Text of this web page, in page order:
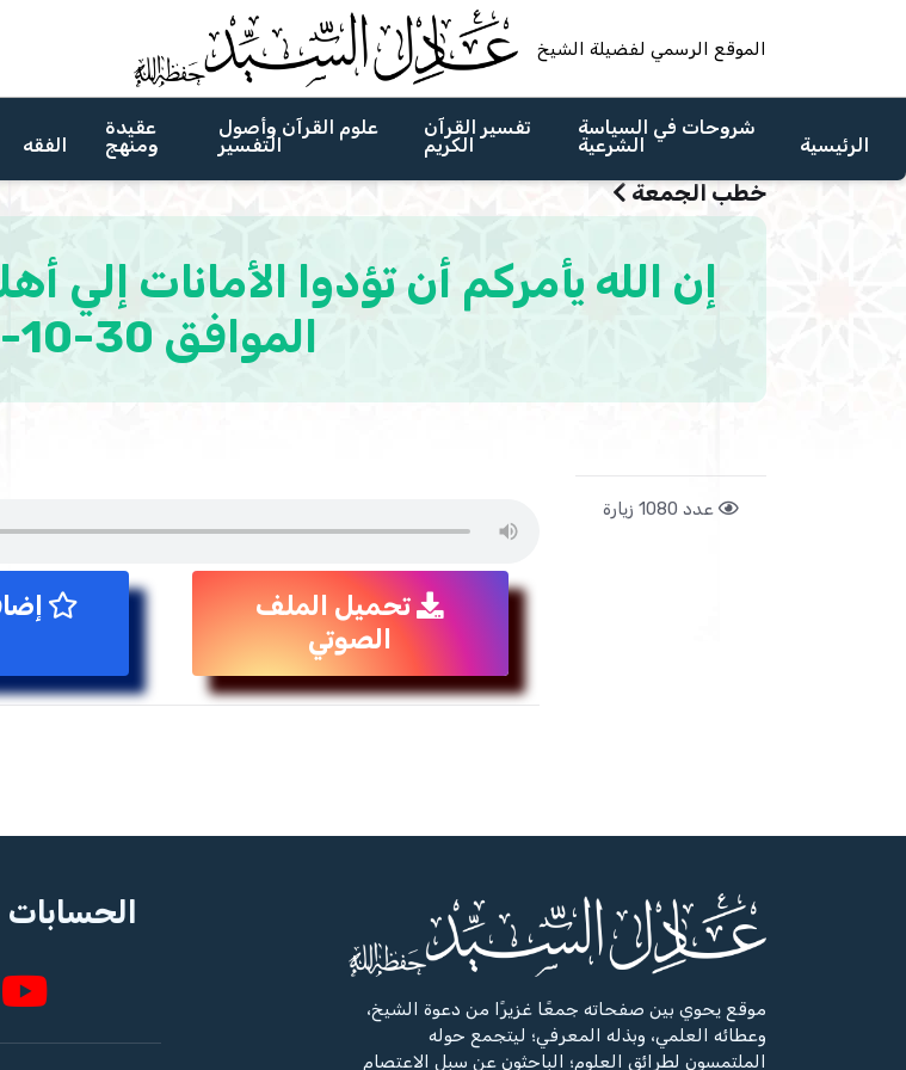
الموقع الرسمي لفضيلة الشيخ
الرئيسية
شروحات في السياسة
الشرعية
تفسير القرآن
الكريم
علوم القرآن وأصول
التفسير
عقيدة
ومنهج الفقه
خطب الجمعة
الموافق 30-10-2015
عدد 1080 زيارة
تحميل الملف
الصوتي
موقع يحوي بين صفحاته جمعًا غزيرًا من دعوة الشيخ،
وعطائه العلمي، وبذله المعرفي؛ ليتجمع حوله
الملتمسون لطرائق العلوم؛ الباحثون عن سبل الاعتصام